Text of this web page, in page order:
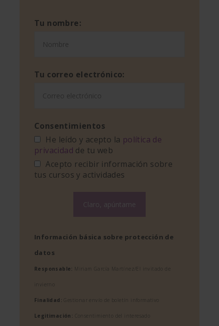
Tu nombre:
Tu correo electrónico:
Consentimientos
He leído y acepto la política de
privacidad de tu web
Acepto recibir información sobre
tus cursos y actividades
Información básica sobre protección de
datos
Responsable: Miriam García Martínez/El invitado de
invierno
Finalidad: Gestionar envío de boletín informativo
Legitimación: Consentimiento del interesado